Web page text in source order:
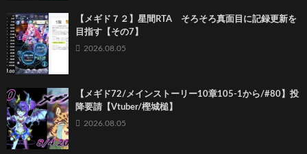
【メギド７２】星間RTA そろそろ真面目に記録更新を
目指す【その7】
2026.08.05
【メギド72/メインストーリー10章105-1から/#80】投
降要請【Vtuber/樫城槌】
2026.08.05